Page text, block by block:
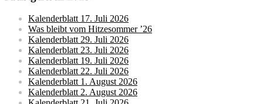
Kalenderblatt 17. Juli 2026
Was bleibt vom Hitzesommer ’26
Kalenderblatt 29. Juli 2026
Kalenderblatt 23. Juli 2026
Kalenderblatt 19. Juli 2026
Kalenderblatt 22. Juli 2026
Kalenderblatt 1. August 2026
Kalenderblatt 2. August 2026